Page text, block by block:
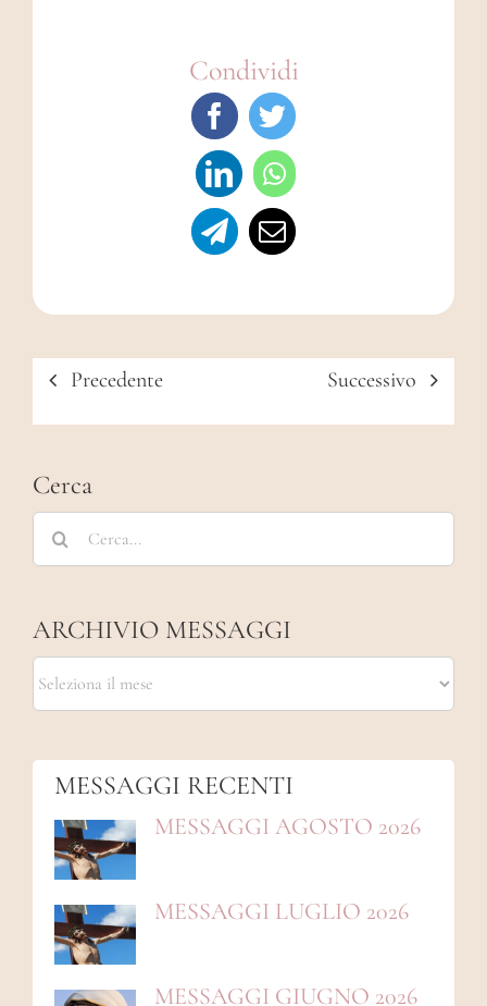
Condividi
Precedente Successivo
Cerca
Cerca
per:
ARCHIVIO MESSAGGI
ARCHIVIO
MESSAGGI
MESSAGGI RECENTI
MESSAGGI AGOSTO 2026
MESSAGGI LUGLIO 2026
MESSAGGI GIUGNO 2026